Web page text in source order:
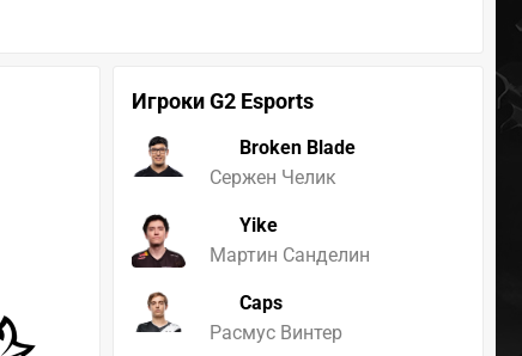
Игроки G2 Esports
Broken Blade
Сержен Челик
Yike
Мартин Санделин
Caps
Расмус Винтер